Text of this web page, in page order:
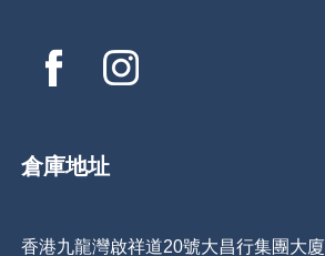
倉庫地址
香港九龍灣啟祥道20號大昌行集團大廈